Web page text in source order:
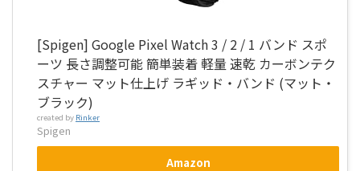
[Spigen] Google Pixel Watch 3 / 2 / 1 バンド スポ
ーツ 長さ調整可能 簡単装着 軽量 速乾 カーボンテク
スチャー マット仕上げ ラギッド・バンド (マット・
ブラック)
created by Rinker
Spigen
Amazon